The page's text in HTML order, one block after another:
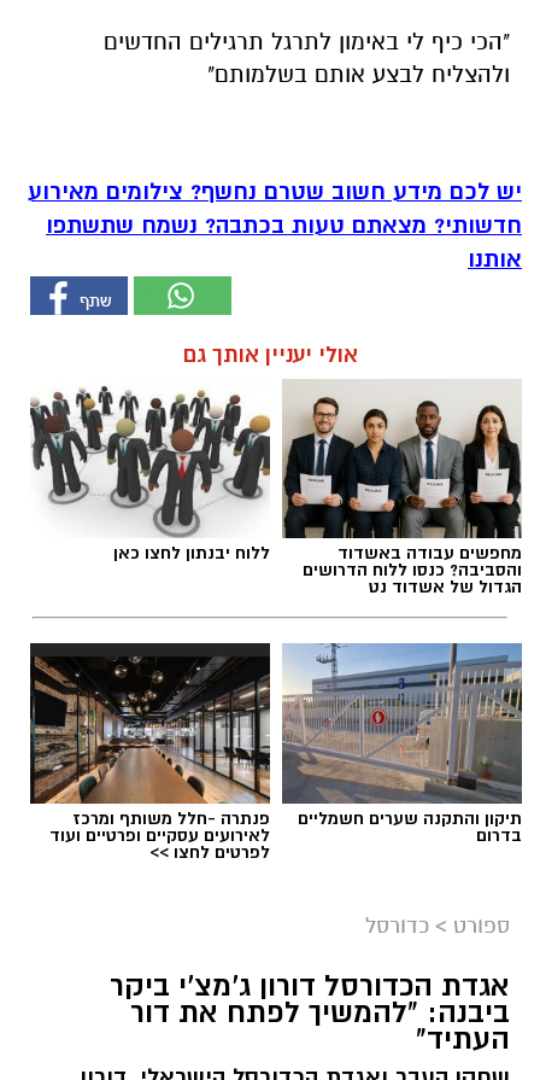
"הכי כיף לי באימון לתרגל תרגילים החדשים
ולהצליח לבצע אותם בשלמותם"
יש לכם מידע חשוב שטרם נחשף? צילומים מאירוע
חדשותי? מצאתם טעות בכתבה? נשמח שתשתפו
אותנו
אולי יעניין אותך גם
מחפשים עבודה באשדוד
והסביבה? כנסו ללוח הדרושים
הגדול של אשדוד נט
ללוח יבנתון לחצו כאן
תיקון והתקנה שערים חשמליים
בדרום
פנתרה -חלל משותף ומרכז
לאירועים עסקיים ופרטיים ועוד
לפרטים לחצו >>
ספורט > כדורסל
אגדת הכדורסל דורון ג'מצ'י ביקר
ביבנה: "להמשיך לפתח את דור
העתיד"